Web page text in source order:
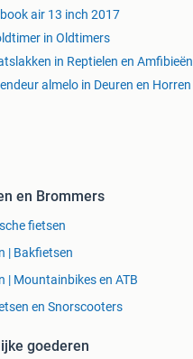
air 13 inch 2017
in Oldtimers
in Reptielen en Amfibieën
almelo in Deuren en Horren
en Brommers
fietsen
| Bakfietsen
| Mountainbikes en ATB
en Snorscooters
goederen